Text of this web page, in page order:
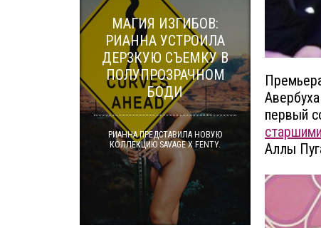
первый
Аллы
МАГИЯ ИЗГИБОВ:
РИАННА УСТРОИЛА
ДЕРЗКУЮ СЪЕМКУ В
ПОЛУПРОЗРАЧНОМ
БОДИ
РИАННА ПРЕДСТАВИЛА НОВУЮ
КОЛЛЕКЦИЮ SAVAGE X FENTY.